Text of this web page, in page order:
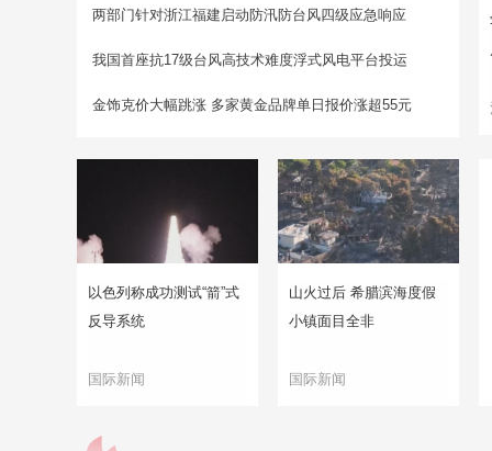
两部门针对浙江福建启动防汛防台风四级应急响应
我国首座抗17级台风高技术难度浮式风电平台投运
金饰克价大幅跳涨 多家黄金品牌单日报价涨超55元
以色列称成功测试“箭”式
反导系统
国际新闻
山火过后 希腊滨海度假
小镇面目全非
国际新闻